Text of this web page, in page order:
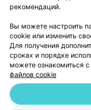
Обработка
рекомендаций.
Вы можете настроить
cookie или изменить
Для получения
сроках и порядке
можете ознакомиться
файлов cookie